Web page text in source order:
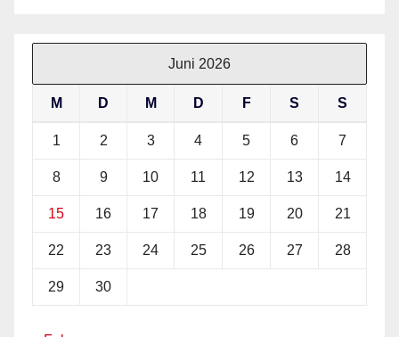
Juni 2026
M D M D F S S
1 2 3 4 5 6 7
8 9 10 11 12 13 14
15 16 17 18 19 20 21
22 23 24 25 26 27 28
29 30